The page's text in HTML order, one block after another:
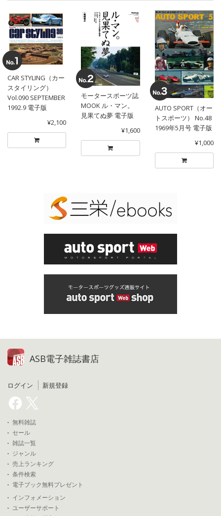
CAR STYLING（カー
スタイリング）
Vol.090 SEPTEMBER
1992.9 電子版
¥2,100
モータースポーツ誌
MOOK ル・マン。
見果てぬ夢 電子版
¥1,600
AUTO SPORT（オー
トスポーツ） No.48
1969年5月号 電子版
¥1,000
ASB電子雑誌書店
ログイン 新規登録
無料雑誌
セール
雑誌一覧
ジャンル
売上ランキング
条件検索
電子ブック無料プレゼント
インフォメーション
ユーザーサポート